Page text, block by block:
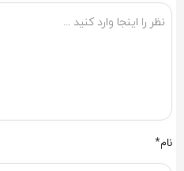
نام*